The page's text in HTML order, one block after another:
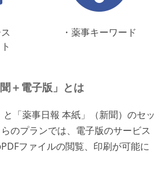
・薬事キーワード
＋電子版」とは
と「薬事日報 本紙」（新聞）のセッ
のプランでは、電子版のサービス
ファイルの閲覧、印刷が可能に